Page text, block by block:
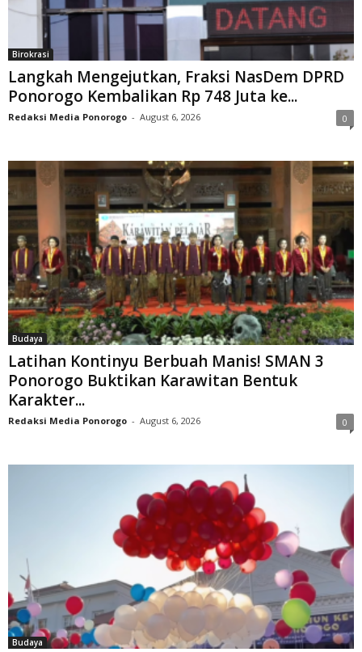
Birokrasi
Langkah Mengejutkan, Fraksi NasDem DPRD
Ponorogo Kembalikan Rp 748 Juta ke...
Redaksi Media Ponorogo - August 6, 2026 0
Budaya
Latihan Kontinyu Berbuah Manis! SMAN 3
Ponorogo Buktikan Karawitan Bentuk
Karakter...
Redaksi Media Ponorogo - August 6, 2026 0
Budaya